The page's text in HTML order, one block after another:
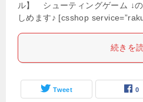
ル】 シューティングゲーム ↓
しめます♪ [csshop
続きを
Tweet 0